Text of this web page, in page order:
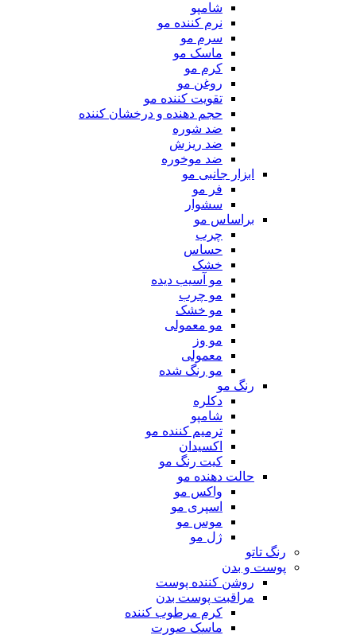
شامپو
نرم کننده مو
سرم مو
ماسک مو
کرم مو
روغن مو
تقویت کننده مو
حجم دهنده و درخشان کننده
ضد شوره
ضد ریزش
ضد موخوره
ابزار جانبی مو
فر مو
سشوار
براساس مو
چرب
حساس
خشک
مو آسیب دیده
مو چرب
مو خشک
مو معمولی
مو وز
معمولی
مو رنگ شده
رنگ مو
دکلره
شامپو
ترمیم کننده مو
اکسیدان
کیت رنگ مو
حالت دهنده مو
واکس مو
اسپری مو
موس مو
ژل مو
رنگ تاتو
پوست و بدن
روشن کننده پوست
مراقبت پوست بدن
کرم مرطوب کننده
ماسک صورت